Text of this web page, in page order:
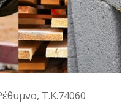
Τ.Κ.74060